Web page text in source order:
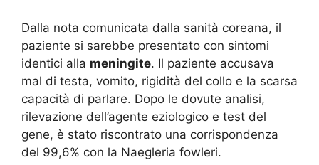
Dalla nota comunicata dalla sanità coreana, il
paziente si sarebbe presentato con sintomi
identici alla meningite. Il paziente accusava
mal di testa, vomito, rigidità del collo e la scarsa
capacità di parlare. Dopo le dovute analisi,
rilevazione dell’agente eziologico e test del
gene, è stato riscontrato una corrispondenza
del 99,6% con la Naegleria fowleri.